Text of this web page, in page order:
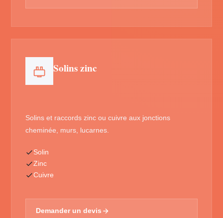
Solins zinc
Solins et raccords zinc ou cuivre aux jonctions
cheminée, murs, lucarnes.
Solin
Zinc
Cuivre
Demander un devis